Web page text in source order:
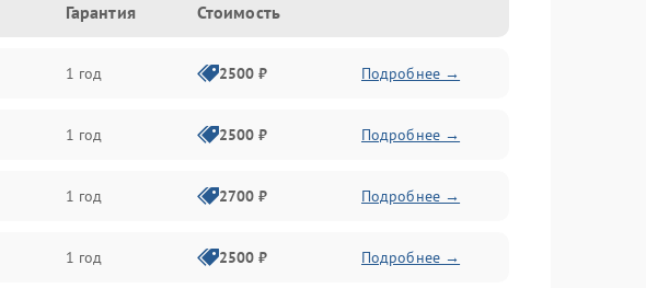
Гарантия Стоимость
1 год 2500 ₽ Подробнее →
1 год 2500 ₽ Подробнее →
1 год 2700 ₽ Подробнее →
1 год 2500 ₽ Подробнее →